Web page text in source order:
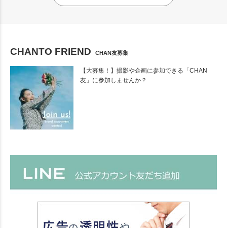
CHANTO FRIEND CHAN友募集
【大募集！】撮影や企画に参加できる「CHAN
友」に参加しませんか？